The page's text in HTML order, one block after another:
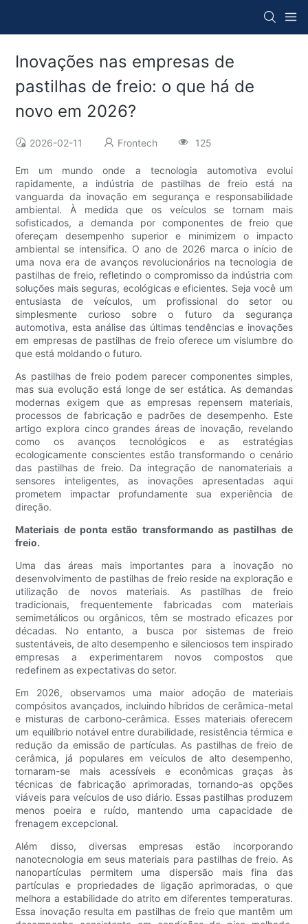
Inovações nas empresas de
pastilhas de freio: o que há de
novo em 2026?
2026-02-11 Frontech 125
Em um mundo onde a tecnologia automotiva evolui
rapidamente, a indústria de pastilhas de freio está na
vanguarda da inovação em segurança e responsabilidade
ambiental. À medida que os veículos se tornam mais
sofisticados, a demanda por componentes de freio que
ofereçam desempenho superior e minimizem o impacto
ambiental se intensifica. O ano de 2026 marca o início de
uma nova era de avanços revolucionários na tecnologia de
pastilhas de freio, refletindo o compromisso da indústria com
soluções mais seguras, ecológicas e eficientes. Seja você um
entusiasta de veículos, um profissional do setor ou
simplesmente curioso sobre o futuro da segurança
automotiva, esta análise das últimas tendências e inovações
em empresas de pastilhas de freio oferece um vislumbre do
que está moldando o futuro.
As pastilhas de freio podem parecer componentes simples,
mas sua evolução está longe de ser estática. As demandas
modernas exigem que as empresas repensem materiais,
processos de fabricação e padrões de desempenho. Este
artigo explora cinco grandes áreas de inovação, revelando
como os avanços tecnológicos e as estratégias
ecologicamente conscientes estão transformando o cenário
das pastilhas de freio. Da integração de nanomateriais a
sensores inteligentes, as inovações apresentadas aqui
prometem impactar profundamente sua experiência de
direção.
Materiais de ponta estão transformando as pastilhas de
freio.
Uma das áreas mais importantes para a inovação no
desenvolvimento de pastilhas de freio reside na exploração e
utilização de novos materiais. As pastilhas de freio
tradicionais, frequentemente fabricadas com materiais
semimetálicos ou orgânicos, têm se mostrado eficazes por
décadas. No entanto, a busca por sistemas de freio
sustentáveis, de alto desempenho e silenciosos tem inspirado
empresas a experimentarem novos compostos que
redefinem as expectativas do setor.
Em 2026, observamos uma maior adoção de materiais
compósitos avançados, incluindo híbridos de cerâmica-metal
e misturas de carbono-cerâmica. Esses materiais oferecem
um equilíbrio notável entre durabilidade, resistência térmica e
redução da emissão de partículas. As pastilhas de freio de
cerâmica, já populares em veículos de alto desempenho,
tornaram-se mais acessíveis e econômicas graças às
técnicas de fabricação aprimoradas, tornando-as opções
viáveis ​​para veículos de uso diário. Essas pastilhas produzem
menos poeira e ruído, mantendo uma capacidade de
frenagem excepcional.
Além disso, diversas empresas estão incorporando
nanotecnologia em seus materiais para pastilhas de freio. As
nanopartículas permitem uma dispersão mais fina das
partículas e propriedades de ligação aprimoradas, o que
melhora a estabilidade do atrito em diferentes temperaturas.
Essa inovação resulta em pastilhas de freio que mantêm um